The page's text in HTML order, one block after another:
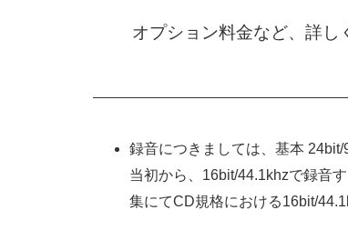
オプション料金など、詳し
録音につきましては、基本 24bit/
当初から、16bit/44.1khzで録音
集にてCD規格における16bit/